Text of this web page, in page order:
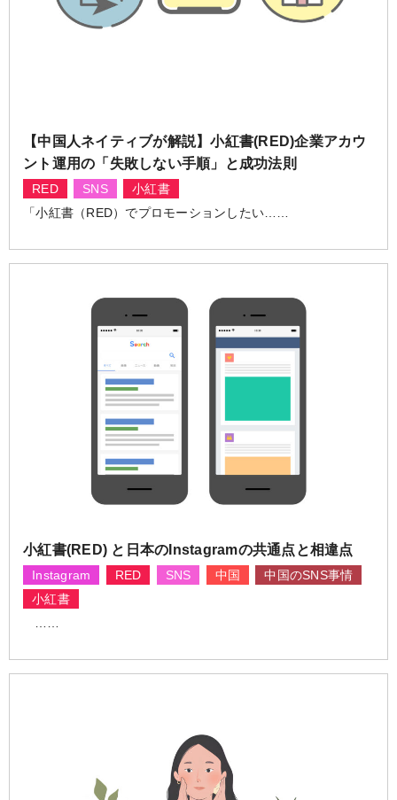
【中国人ネイティブが解説】小紅書(RED)企業アカウ
ント運用の「失敗しない手順」と成功法則
RED SNS
小紅書
「小紅書（RED）でプロモーションしたい……
小紅書(RED) と日本のInstagramの共通点と相違点
Instagram RED SNS 中国
中国のSNS事情
小紅書